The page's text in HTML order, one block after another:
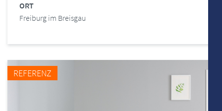
ORT
Freiburg im Breisgau
REFERENZ